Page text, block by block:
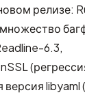
релизе:
6.3,
версия libyaml